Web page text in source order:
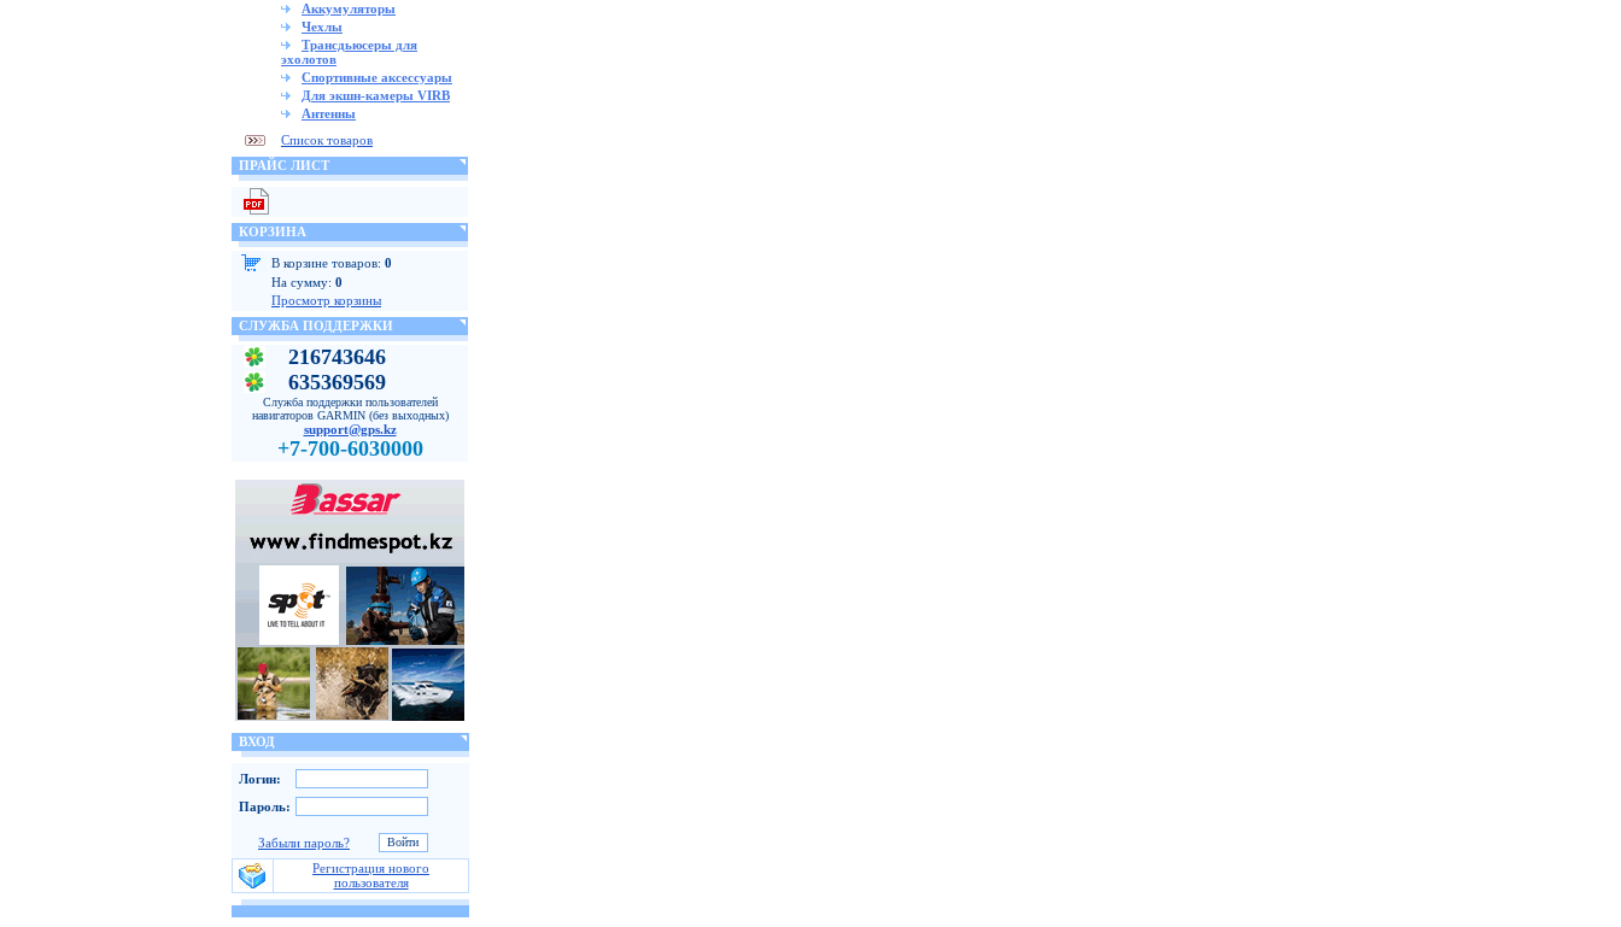
Аккумуляторы
Чехлы
Трансдьюсеры для
эхолотов
Спортивные аксессуары
Для экшн-камеры VIRB
Антенны
Список товаров
ПРАЙС ЛИСТ
КОРЗИНА
В корзине товаров: 0
На сумму: 0
Просмотр корзины
СЛУЖБА ПОДДЕРЖКИ
216743646
635369569
Служба поддержки пользователей
навигаторов GARMIN (без выходных)
support@gps.kz
+7-700-6030000
ВХОД
Логин:
Пароль:
Забыли пароль?
Регистрация нового
пользователя